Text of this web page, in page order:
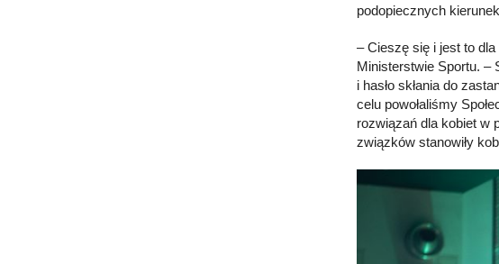
podopiecznych
– Cieszę się i jest to
Ministerstwie Sportu. –
i hasło skłania do
celu powołaliśmy
rozwiązań dla kobiet w
związków stanowiły